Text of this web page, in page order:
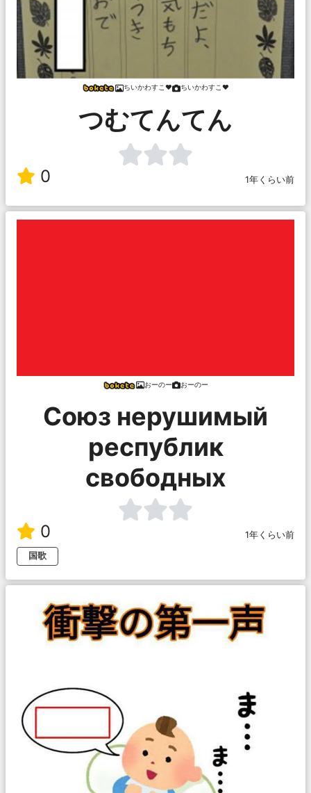
ちいかわすこ❤ ちいかわすこ❤
つむてんてん
0 1年くらい前
おーのー おーのー
Союз нерушимый
республик
свободных
0
1年くらい前
国歌